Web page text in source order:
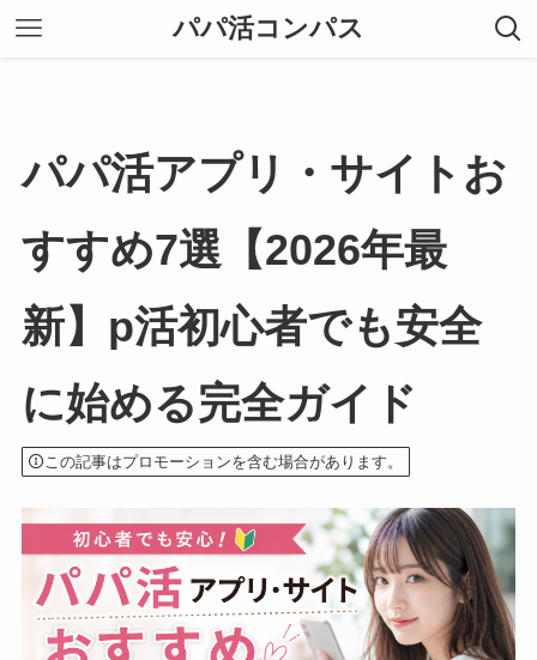
パパ活コンパス
パパ活アプリ・サイトお
すすめ7選【2026年最
新】p活初心者でも安全
に始める完全ガイド
この記事はプロモーションを含む場合があります。